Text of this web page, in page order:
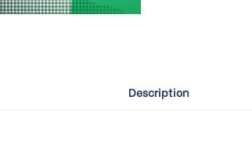
Description